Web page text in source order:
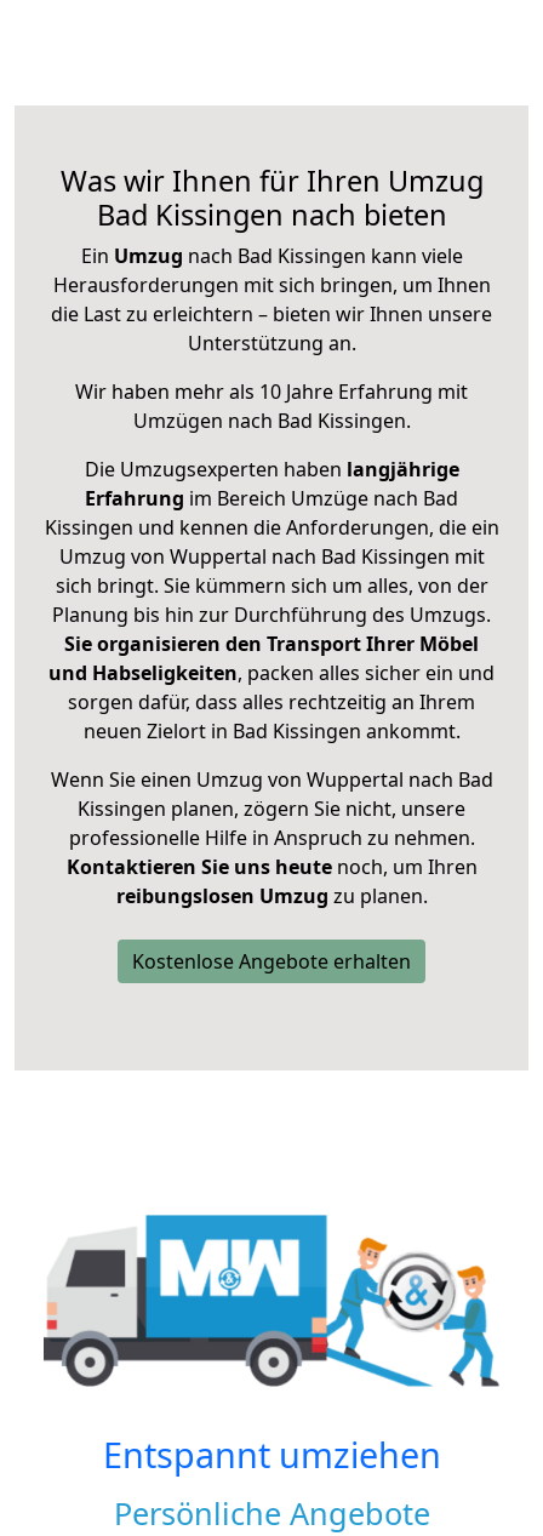
Was wir Ihnen für Ihren Umzug
Bad Kissingen nach bieten
Ein Umzug nach Bad Kissingen kann viele
Herausforderungen mit sich bringen, um Ihnen
die Last zu erleichtern – bieten wir Ihnen unsere
Unterstützung an.
Wir haben mehr als 10 Jahre Erfahrung mit
Umzügen nach Bad Kissingen.
Die Umzugsexperten haben langjährige
Erfahrung im Bereich Umzüge nach Bad
Kissingen und kennen die Anforderungen, die ein
Umzug von Wuppertal nach Bad Kissingen mit
sich bringt. Sie kümmern sich um alles, von der
Planung bis hin zur Durchführung des Umzugs.
Sie organisieren den Transport Ihrer Möbel
und Habseligkeiten, packen alles sicher ein und
sorgen dafür, dass alles rechtzeitig an Ihrem
neuen Zielort in Bad Kissingen ankommt.
Wenn Sie einen Umzug von Wuppertal nach Bad
Kissingen planen, zögern Sie nicht, unsere
professionelle Hilfe in Anspruch zu nehmen.
Kontaktieren Sie uns heutenoch, um Ihren
reibungslosen Umzug zu planen.
Kostenlose Angebote erhalten
Entspannt umziehen
Persönliche Angebote